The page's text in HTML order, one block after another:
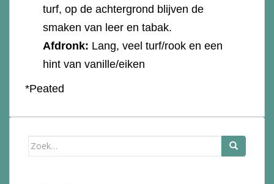
turf, op de achtergrond blijven de
smaken van leer en tabak.
Afdronk: Lang, veel turf/rook en een
hint van vanille/eiken
*Peated
Zoek